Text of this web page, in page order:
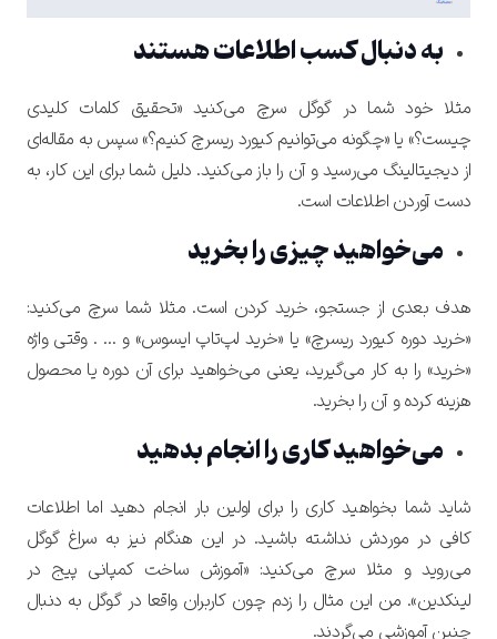
به دنبال کسب اطلاعات هستند
مثلا خود شما در گوگل سرچ می‌کنید «تحقیق کلمات کلیدی
چیست؟» یا «چگونه می‌توانیم کیورد ریسرچ کنیم؟» سپس به مقاله‌ای
از دیجیتالینگ می‌رسید و آن را باز می‌کنید. دلیل شما برای این کار، به
دست آوردن اطلاعات است.
می‌خواهید چیزی را بخرید
هدف بعدی از جستجو، خرید کردن است. مثلا شما سرچ می‌کنید:
«خرید دوره کیورد ریسرچ» یا «خرید لپ‌تاپ ایسوس» و … . وقتی واژه
«خرید» را به کار می‌گیرید، یعنی می‌خواهید برای آن دوره یا محصول
هزینه کرده و آن را بخرید.
می‌خواهید کاری را انجام بدهید
شاید شما بخواهید کاری را برای اولین بار انجام دهید اما اطلاعات
کافی در موردش نداشته باشید. در این هنگام نیز به سراغ گوگل
می‌روید و مثلا سرچ می‌کنید: «آموزش ساخت کمپانی پیج در
لینکدین». من این مثال را زدم چون کاربران واقعا در گوگل به دنبال
چنین آموزشی می‌گردند.